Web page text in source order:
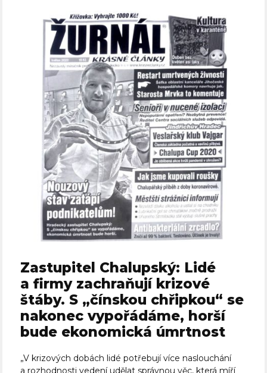
Zastupitel Chalupský: Lidé
a firmy zachraňují krizové
štáby. S „čínskou chřipkou“ se
nakonec vypořádáme, horší
bude ekonomická úmrtnost
„V krizových dobách lidé potřebují více naslouchání
a rozhodnosti vedení udělat správnou věc, která míří